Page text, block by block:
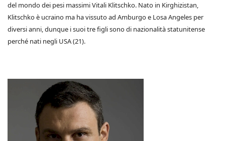
del mondo dei pesi massimi Vitali Klitschko. Nato in Kirghizistan,
Klitschko è ucraino ma ha vissuto ad Amburgo e Losa Angeles per
diversi anni, dunque i suoi tre figli sono di nazionalità statunitense
perché nati negli USA (21).